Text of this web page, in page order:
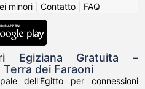
minori| Contatto| FAQ
Egiziana Gratuita –
dei Faraoni
dell'Egitto per connessioni